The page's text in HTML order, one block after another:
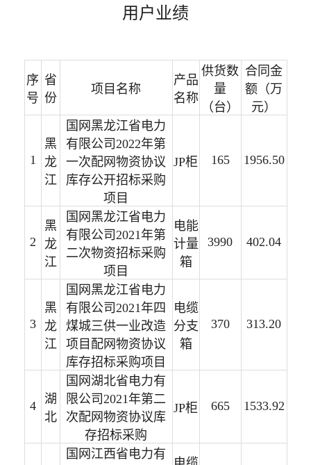
用户业绩
序
号
省
份
项目名称
产品
名称
供货数
量
（台）
合同金
额（万
元）
1
黑
龙
江
国网黑龙江省电力
有限公司2022年第
一次配网物资协议
库存公开招标采购
项目
JP柜 165 1956.50
2
黑
龙
江
国网黑龙江省电力
有限公司2021年第
二次物资招标采购
项目
电能
计量
箱
3990 402.04
3
黑
龙
江
国网黑龙江省电力
有限公司2021年四
煤城三供一业改造
项目配网物资协议
库存招标采购项目
电缆
分支
箱
370 313.20
4
湖
北
国网湖北省电力有
限公司2021年第二
次配网物资协议库
存招标采购
JP柜 665 1533.92
国网江西省电力有